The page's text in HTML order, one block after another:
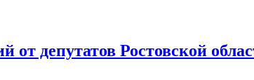
от депутатов Ростовской